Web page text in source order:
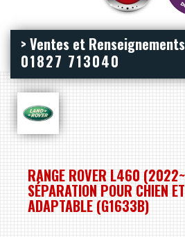
> Ventes et Renseignements
01827 713040
RANGE ROVER L460
SÉPARATION POUR CHIEN
ADAPTABLE (G1633B)